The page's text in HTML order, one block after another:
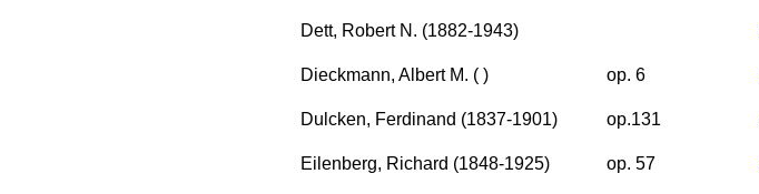
Dett, Robert N. (1882-1943)
Dieckmann, Albert M. ( ) op. 6
Dulcken, Ferdinand (1837-1901) op.131
Eilenberg, Richard (1848-1925) op. 57